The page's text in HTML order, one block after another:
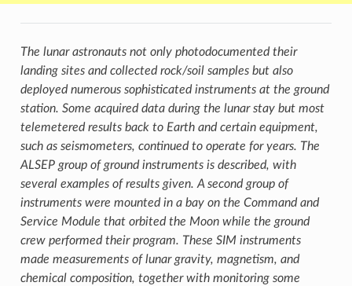
The lunar astronauts not only photodocumented their
landing sites and collected rock/soil samples but also
deployed numerous sophisticated instruments at the ground
station. Some acquired data during the lunar stay but most
telemetered results back to Earth and certain equipment,
such as seismometers, continued to operate for years. The
ALSEP group of ground instruments is described, with
several examples of results given. A second group of
instruments were mounted in a bay on the Command and
Service Module that orbited the Moon while the ground
crew performed their program. These SIM instruments
made measurements of lunar gravity, magnetism, and
chemical composition, together with monitoring some